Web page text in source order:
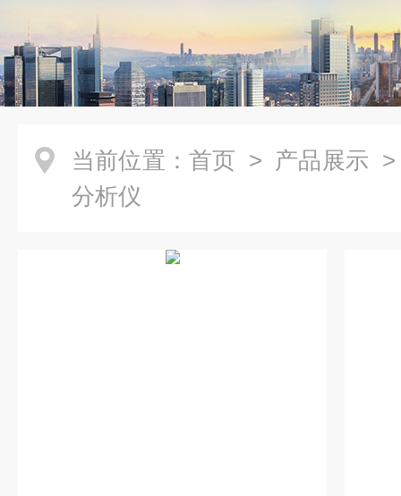
当前位置： 首页 > 产品展示
分析仪